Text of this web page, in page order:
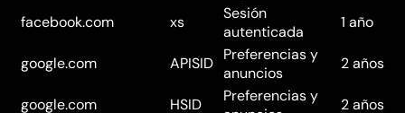
facebook.com xs
Sesión
autenticada
1 año
google.com APISID Preferencias y
anuncios
2 años
google.com HSID
Preferencias y
2 años